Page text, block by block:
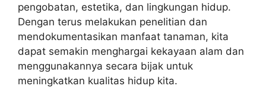
pengobatan, estetika, dan lingkungan hidup.
Dengan terus melakukan penelitian dan
mendokumentasikan manfaat tanaman, kita
dapat semakin menghargai kekayaan alam dan
menggunakannya secara bijak untuk
meningkatkan kualitas hidup kita.